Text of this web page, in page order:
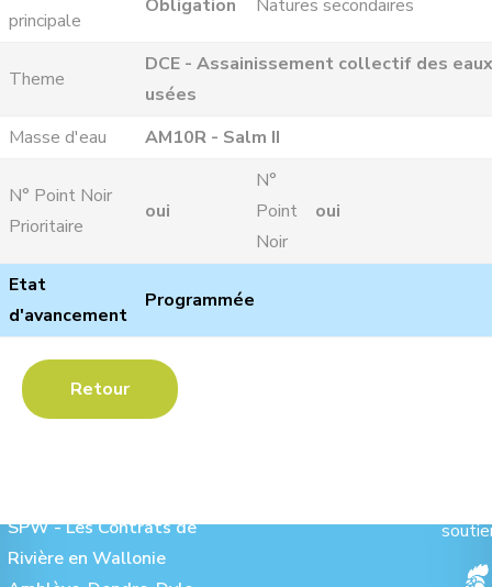
principale
Obligation Natures secondaires
Theme
DCE - Assainissement collectif des eaux
usées
Masse d'eau
AM10R - Salm II
N° Point Noir
Prioritaire
oui
N°
Point
Noir
oui
Etat
d'avancement
Programmée
Retour
SPW - Les Contrats de
Rivière en Wallonie